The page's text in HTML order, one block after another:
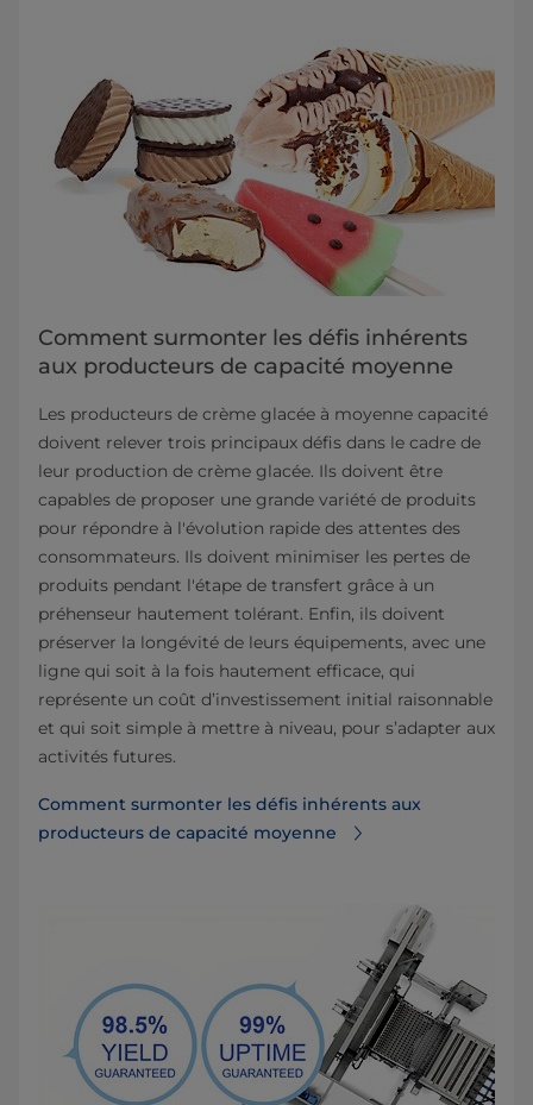
Comment surmonter les défis inhérents
aux producteurs de capacité moyenne
Les producteurs de crème glacée à moyenne capacité
doivent relever trois principaux défis dans le cadre de
leur production de crème glacée. Ils doivent être
capables de proposer une grande variété de produits
pour répondre à l'évolution rapide des attentes des
consommateurs. Ils doivent minimiser les pertes de
produits pendant l'étape de transfert grâce à un
préhenseur hautement tolérant. Enfin, ils doivent
préserver la longévité de leurs équipements, avec une
ligne qui soit à la fois hautement efficace, qui
représente un coût d’investissement initial raisonnable
et qui soit simple à mettre à niveau, pour s’adapter aux
activités futures.
Comment surmonter les défis inhérents aux
producteurs de capacité moyenne